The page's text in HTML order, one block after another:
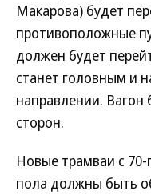
Макарова) будет
противоположные
должен будет
станет головным и
направлении. Вагон
сторон.
Новые трамваи с
пола должны быть